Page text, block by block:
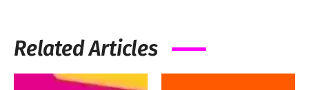
Related Articles